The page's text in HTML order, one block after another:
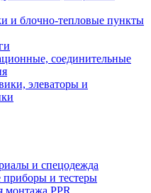
и блочно-тепловые пункты
соединительные
элеваторы и
и спецодежда
и тестеры
монтажа PPR